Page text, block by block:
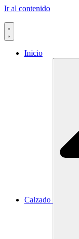
Ir al contenido
Inicio
Calzado